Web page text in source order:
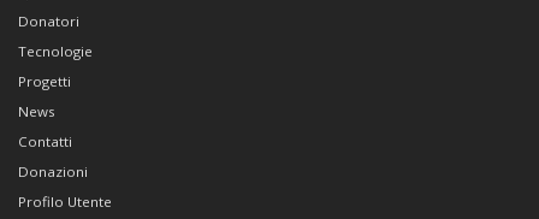
Donatori
Tecnologie
Progetti
News
Contatti
Donazioni
Profilo Utente